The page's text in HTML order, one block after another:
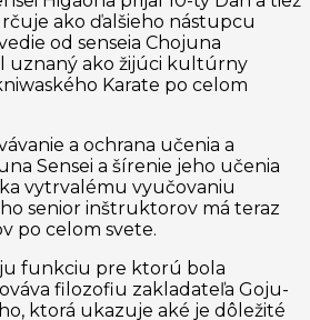
ako ďalšieho nástupcu
od senseia Chojuna
uznaný ako žijúci kultúrny
Karate po celom
a ochrana učenia a
Sensei a šírenie jeho učenia
vytrvalému vyučovaniu
senior inštruktorov má teraz
po celom svete.
funkciu pre ktorú bola
filozofiu zakladateľa Goju-
ktorá ukazuje aké je dôležité